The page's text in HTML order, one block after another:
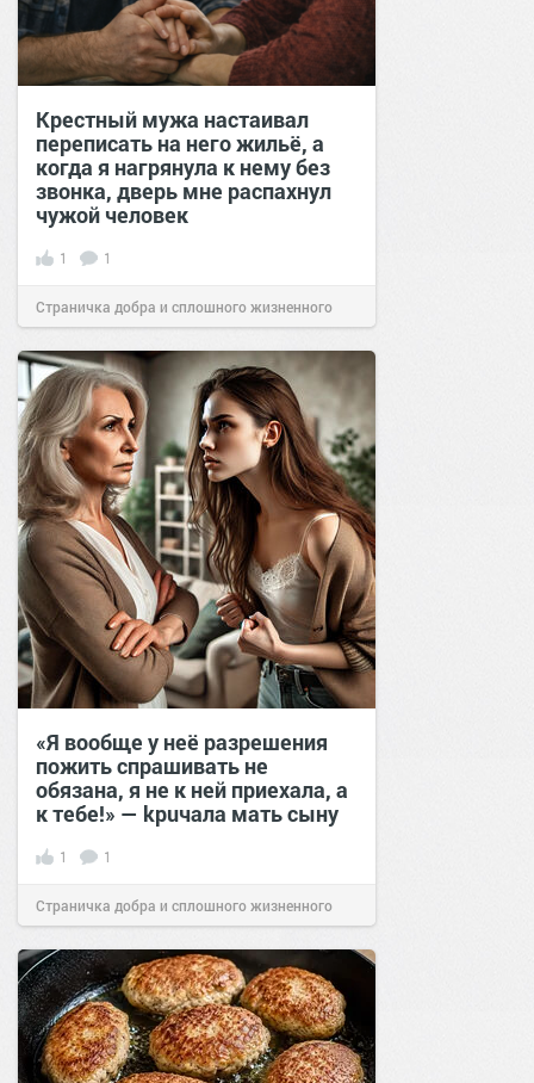
Крестный мужа настаивал
переписать на него жильё, а
когда я нагрянула к нему без
звонка, дверь мне распахнул
чужой человек
1 1
Страничка добра и сплошного жизненного
позитива!11:3919 мар 2026
«Я вообще у неё разрешения
пожить спрашивать не
обязана, я не к ней приехала, а
к тебе!» — kрuчала мать сыну
1 1
Страничка добра и сплошного жизненного
позитива!17:4003 фев 2025